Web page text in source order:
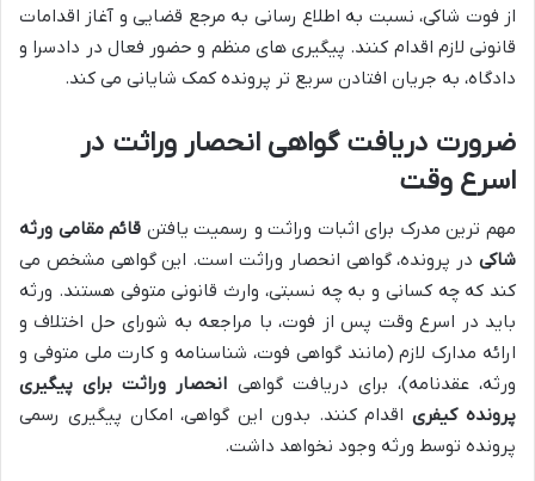
از فوت شاکی، نسبت به اطلاع رسانی به مرجع قضایی و آغاز اقدامات
قانونی لازم اقدام کنند. پیگیری های منظم و حضور فعال در دادسرا و
دادگاه، به جریان افتادن سریع تر پرونده کمک شایانی می کند.
ضرورت دریافت گواهی انحصار وراثت در
اسرع وقت
مهم ترین مدرک برای اثبات وراثت و رسمیت یافتن قائم مقامی ورثه
شاکی در پرونده، گواهی انحصار وراثت است. این گواهی مشخص می
کند که چه کسانی و به چه نسبتی، وارث قانونی متوفی هستند. ورثه
باید در اسرع وقت پس از فوت، با مراجعه به شورای حل اختلاف و
ارائه مدارک لازم (مانند گواهی فوت، شناسنامه و کارت ملی متوفی و
ورثه، عقدنامه)، برای دریافت گواهی انحصار وراثت برای پیگیری
پرونده کیفریاقدام کنند. بدون این گواهی، امکان پیگیری رسمی
پرونده توسط ورثه وجود نخواهد داشت.